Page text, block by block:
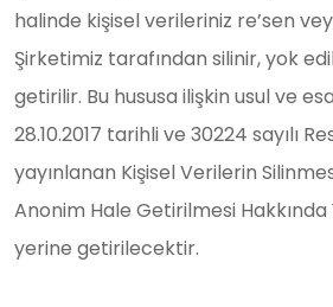
halinde kişisel verileriniz re’sen
Şirketimiz tarafından silinir, yok
getirilir. Bu hususa ilişkin usul ve
28.10.2017 tarihli ve 30224 sayılı
yayınlanan Kişisel Verilerin
Anonim Hale Getirilmesi
yerine getirilecektir.